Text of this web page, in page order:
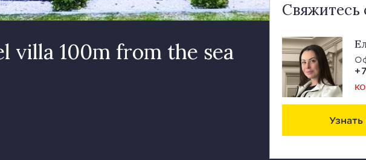
villa 100m from the sea
Свяжитесь